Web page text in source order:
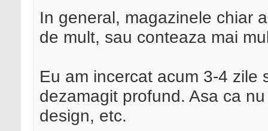
In general, magazinele chiar
de mult, sau conteaza mai
Eu am incercat acum 3-4 zile
dezamagit profund. Asa ca
design, etc.